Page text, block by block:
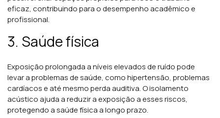
eficaz, contribuindo para o desempenho acadêmico e
profissional.
3. Saúde física
Exposição prolongada a níveis elevados de ruído pode
levar a problemas de saúde, como hipertensão, problemas
cardíacos e até mesmo perda auditiva. O isolamento
acústico ajuda a reduzir a exposição a esses riscos,
protegendo a saúde física a longo prazo.